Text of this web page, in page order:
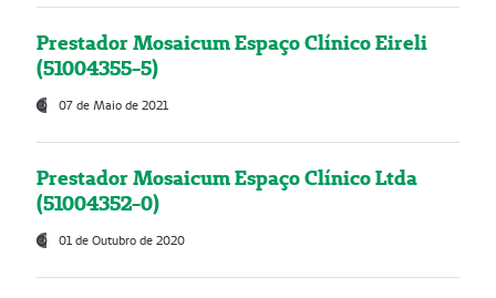
Prestador Mosaicum Espaço Clínico Eireli
(51004355-5)
07 de Maio de 2021
Prestador Mosaicum Espaço Clínico Ltda
(51004352-0)
01 de Outubro de 2020